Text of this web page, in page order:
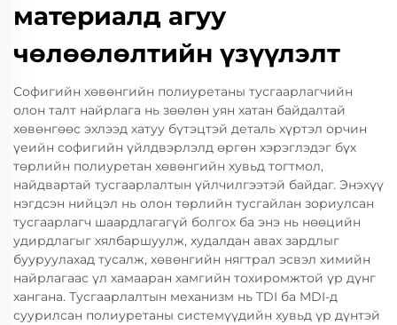
материалд агуу
чөлөөлөлтийн үзүүлэлт
Софигийн хөвөнгийн полиуретаны тусгаарлагчийн
олон талт найрлага нь зөөлөн уян хатан байдалтай
хөвөнгөөс эхлээд хатуу бүтэцтэй деталь хүртэл орчин
үеийн софигийн үйлдвэрлэлд өргөн хэрэглэдэг бүх
төрлийн полиуретан хөвөнгийн хувьд тогтмол,
найдвартай тусгаарлалтын үйлчилгээтэй байдаг. Энэхүү
нэгдсэн нийцэл нь олон төрлийн тусгайлан зориулсан
тусгаарлагч шаардлагагүй болгох ба энэ нь нөөцийн
удирдлагыг хялбаршуулж, худалдан авах зардлыг
бууруулахад тусалж, хөвөнгийн нягтрал эсвэл химийн
найрлагаас үл хамааран хамгийн тохиромжтой үр дүнг
хангана. Тусгаарлалтын механизм нь TDI ба MDI-д
суурилсан полиуретаны системүүдийн хувьд үр дүнтэй